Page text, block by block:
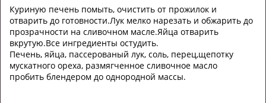
Куриную печень помыть, очистить от прожилок и
отварить до готовности.Лук мелко нарезать и обжарить до
прозрачности на сливочном масле.Яйца отварить
вкрутую.Все ингредиенты остудить.
Печень, яйца, пассерованый лук, соль, перец,щепотку
мускатного ореха, размягченное сливочное масло
пробить блендером до однородной массы.